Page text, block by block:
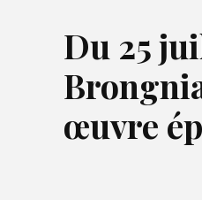
Du 25
œuvre